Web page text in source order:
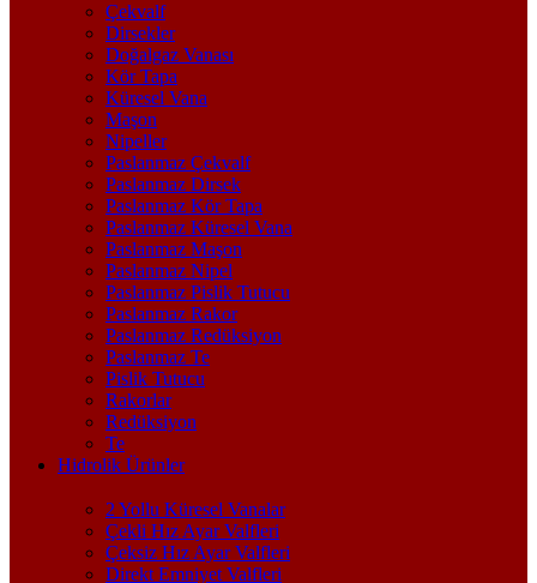
Çekvalf
Dirsekler
Doğalgaz Vanası
Kör Tapa
Küresel Vana
Maşon
Nipeller
Paslanmaz Çekvalf
Paslanmaz Dirsek
Paslanmaz Kör Tapa
Paslanmaz Küresel Vana
Paslanmaz Maşon
Paslanmaz Nipel
Paslanmaz Pislik Tutucu
Paslanmaz Rakor
Paslanmaz Redüksiyon
Paslanmaz Te
Pislik Tutucu
Rakorlar
Redüksiyon
Te
Hidrolik Ürünler
2 Yollu Küresel Vanalar
Çekli Hız Ayar Valfleri
Çeksiz Hız Ayar Valfleri
Direkt Emniyet Valfleri